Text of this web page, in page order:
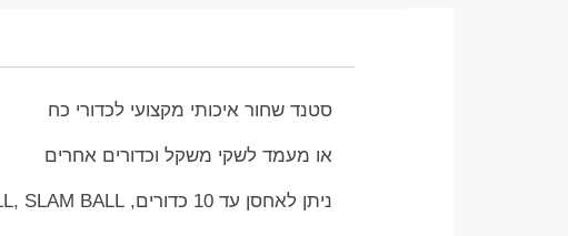
סטנד שחור איכותי מקצועי לכדורי כח
או מעמד לשקי משקל וכדורים אחרים
ניתן לאחסן עד 10 כדורים, WALL BALL, SLAM BALL